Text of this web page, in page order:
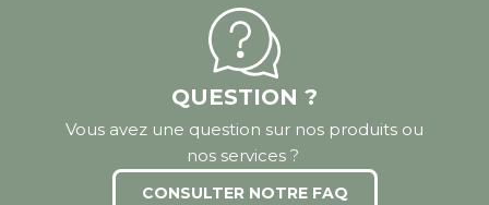
QUESTION ?
Vous avez une question sur nos produits ou
nos services ?
CONSULTER NOTRE FAQ